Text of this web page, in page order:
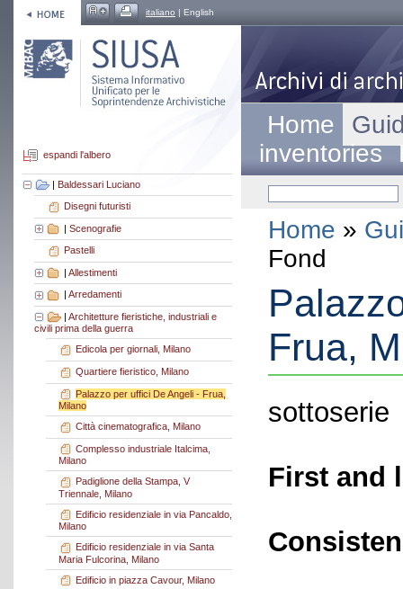
italiano | English
espandi l'albero
| Baldessari Luciano
Disegni futuristi
| Scenografie
Pastelli
| Allestimenti
Arredamenti
| Architetture fieristiche, industriali e
civili prima della guerra
Edicola per giornali, Milano
Quartiere fieristico, Milano
Palazzo per uffici De Angeli - Frua,
Milano
Città cinematografica, Milano
Complesso industriale Italcima,
Milano
Padiglione della Stampa, V
Triennale, Milano
Edificio residenziale in via Pancaldo,
Milano
Edificio residenziale in via Santa
Maria Fulcorina, Milano
Edificio in piazza Cavour, Milano
Home
inventories
Home »
Fond
Frua,
sottoserie
First and